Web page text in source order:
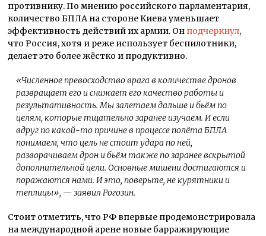
противнику. По мнению российского парламентария,
количество БПЛА на стороне Киева уменьшает
эффективность действий их армии. Он подчеркнул,
что Россия, хотя и реже использует беспилотники,
делает это более жёстко и продуктивно.
«Численное превосходство врага в количестве дронов
развращает его и снижает его качество работы и
результативность. Мы залетаем дальше и бьём по
целям, которые тщательно заранее изучаем. И если
вдруг по какой-то причине в процессе полёта БПЛА
понимаем, что цель не стоит удара по ней,
разворачиваем дрон и бьём также по заранее вскрытой
дополнительной цели. Основные мишени достигаются и
поражаются нами. И это, поверьте, не курятники и
теплицы», — заявил Рогозин.
Стоит отметить, что РФ впервые продемонстрировала
на международной арене новые барражирующие